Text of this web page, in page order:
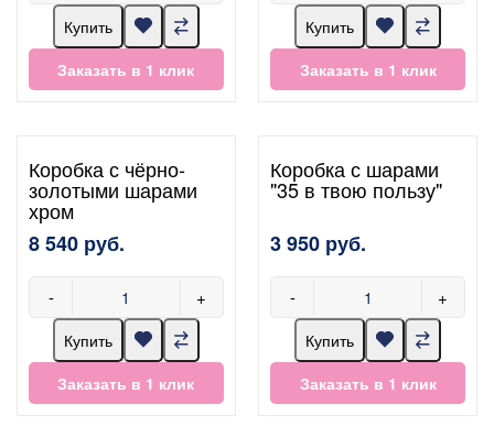
Купить
Заказать в 1 клик
Купить
Заказать в 1 клик
Коробка с чёрно-
золотыми шарами
хром
8 540 руб.
- +
Купить
Заказать в 1 клик
Коробка с шарами
"35 в твою пользу"
3 950 руб.
- +
Купить
Заказать в 1 клик